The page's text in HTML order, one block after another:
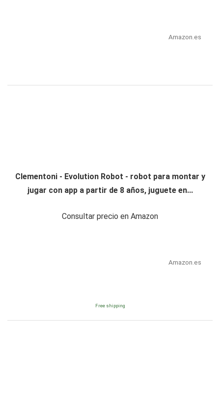
Amazon.es
Clementoni - Evolution Robot - robot para montar y
jugar con app a partir de 8 años, juguete en...
Consultar precio en Amazon
Amazon.es
Free shipping